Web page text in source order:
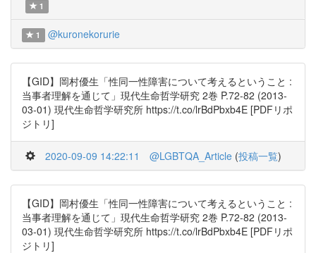
1
1 @kuronekorurie
【GID】岡村優生「性同一性障害について考えるということ :
当事者理解を通じて」現代生命哲学研究 2巻 P.72-82 (2013-
03-01) 現代生命哲学研究所 https://t.co/lrBdPbxb4E [PDFリポ
ジトリ]
2020-09-09 14:22:11 @LGBTQA_Article (投稿一覧)
【GID】岡村優生「性同一性障害について考えるということ :
当事者理解を通じて」現代生命哲学研究 2巻 P.72-82 (2013-
03-01) 現代生命哲学研究所 https://t.co/lrBdPbxb4E [PDFリポ
ジトリ]